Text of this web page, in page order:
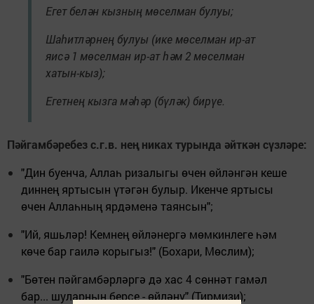
Егет белән кызның мөселман булуы;
Шаһитләрнең булуы (ике мөселман ир-ат
яисә 1 мөселман ир-ат һәм 2 мөселман
хатын-кыз);
Егетнең кызга мәһәр (бүләк) бирүе.
Пәйгамбәребез с.г.в. нең никах турында әйткән сүзләре:
"Дин буенча, Аллаһ ризалыгы өчен өйләнгән кеше
диннең яртысын үтәгән булыр. Икенче яртысы
өчен Аллаһның ярдәменә таянсын";
"Ий, яшьләр! Кемнең өйләнергә мөмкинлеге һәм
көче бар гаилә корыгыз!" (Бохари, Мөслим);
"Бөтен пәйгамбәрләргә дә хас 4 сөннәт гамәл
бар... шуларның берсе - өйләнү" (Тирмизи);